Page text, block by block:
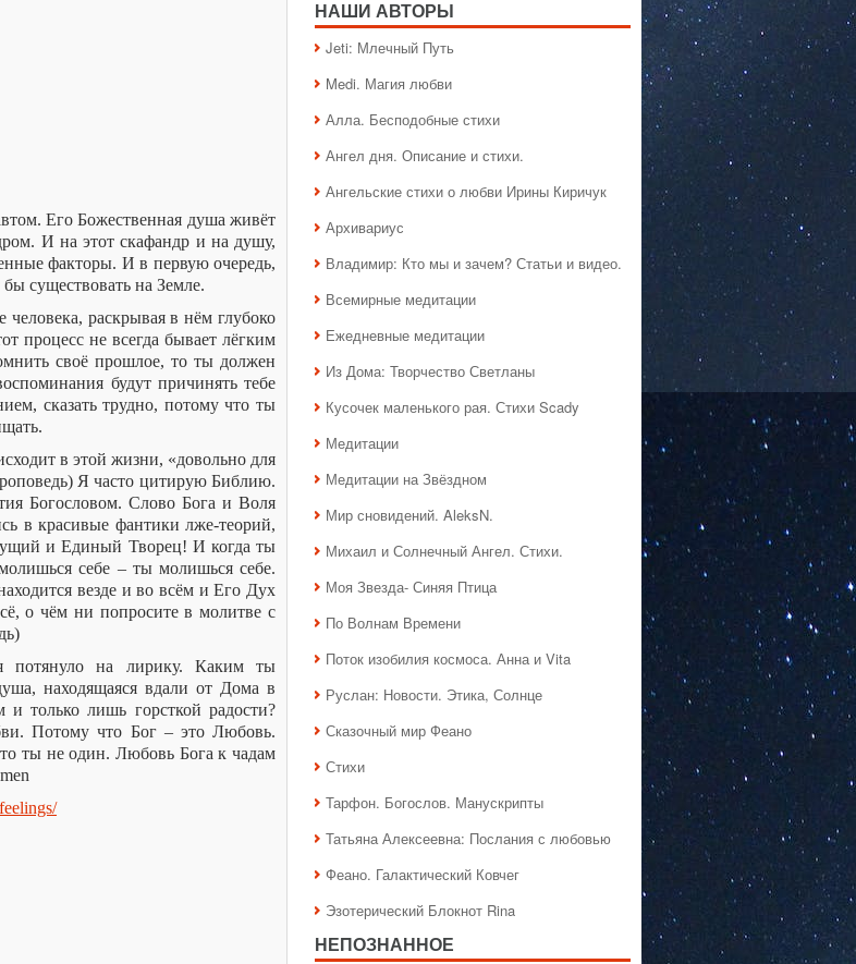
Его Божественная душа живёт
И на этот скафандр и на душу,
факторы. И в первую очередь,
существовать на Земле.
раскрывая в нём глубоко
процесс не всегда бывает лёгким
своё прошлое, то ты должен
будут причинять тебе
сказать трудно, потому что ты
в этой жизни, «довольно для
Я часто цитирую Библию.
Богословом. Слово Бога и Воля
в красивые фантики лже-теорий,
и Единый Творец! И когда ты
себе – ты молишься себе.
везде и во всём и Его Дух
о чём ни попросите в молитве с
на лирику. Каким ты
находящаяся вдали от Дома в
только лишь горсткой радости?
Потому что Бог – это Любовь.
ты не один. Любовь Бога к чадам
НАШИ АВТОРЫ
Jeti: Млечный Путь
Medi. Магия любви
Алла. Бесподобные стихи
Ангел дня. Описание и стихи.
Ангельские стихи о любви Ирины Киричук
Архивариус
Владимир: Кто мы и зачем? Статьи и видео.
Всемирные медитации
Ежедневные медитации
Из Дома: Творчество Светланы
Кусочек маленького рая. Стихи Scady
Медитации
Медитации на Звёздном
Мир сновидений. AleksN.
Михаил и Солнечный Ангел. Стихи.
Моя Звезда- Синяя Птица
По Волнам Времени
Поток изобилия космоса. Анна и Vita
Руслан: Новости. Этика, Солнце
Сказочный мир Феано
Стихи
Тарфон. Богослов. Манускрипты
Татьяна Алексеевна: Послания с любовью
Феано. Галактический Ковчег
Эзотерический Блокнот Rina
НЕПОЗНАННОЕ